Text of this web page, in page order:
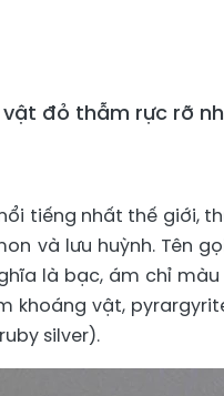
đỏ thẫm rực rỡ
tiếng nhất thế giới,
và lưu huỳnh. Tên
là bạc, ám chỉ
khoáng vật,
silver).